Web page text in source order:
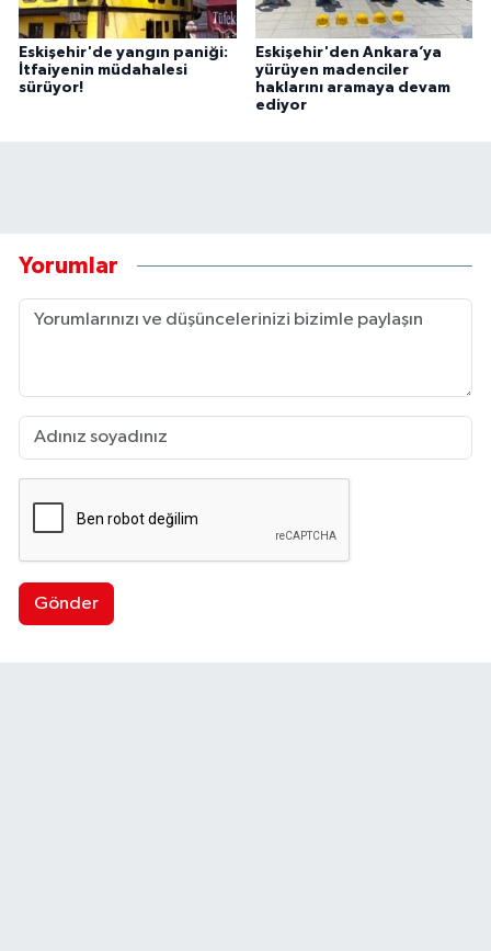
Eskişehir'de yangın paniği:
İtfaiyenin müdahalesi
sürüyor!
Eskişehir'den Ankara’ya
yürüyen madenciler
haklarını aramaya devam
ediyor
Yorumlar
Gönder